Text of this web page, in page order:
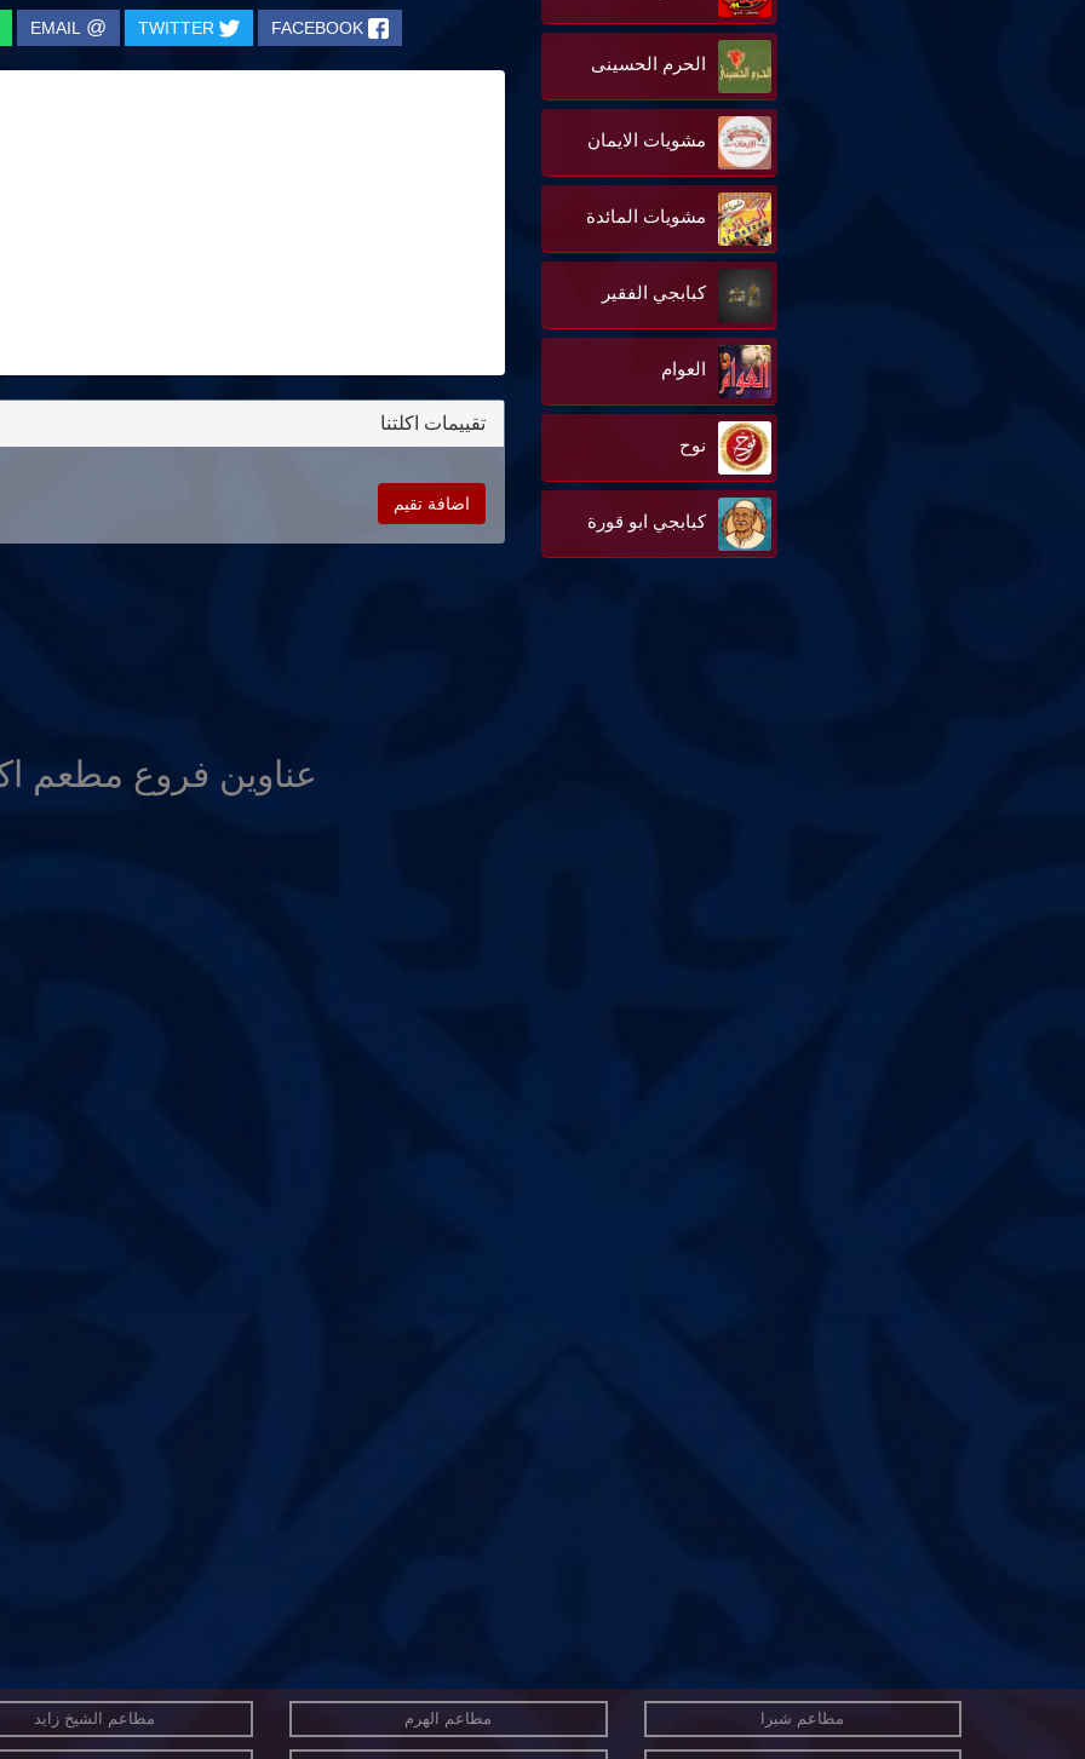
الحرم الحسينى
مشويات الايمان
مشويات المائدة
كبابجي الفقير
العوام
نوح
كبابجي ابو قورة
FACEBOOK
TWITTER
@
EMAIL
تقييمات اكلتنا
اضافة تقيم
عناوين فروع مطعم
مطاعم شبرا مطاعم الهرم مطاعم الشيخ زايد